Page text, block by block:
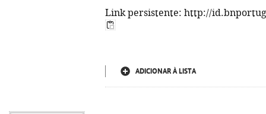
Link persistente: http://
ADICIONAR À LISTA